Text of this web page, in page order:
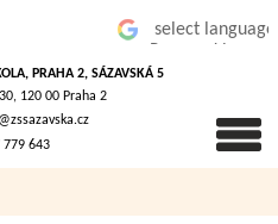
PRAHA 2, SÁZAVSKÁ 5
120 00 Praha 2
779 643